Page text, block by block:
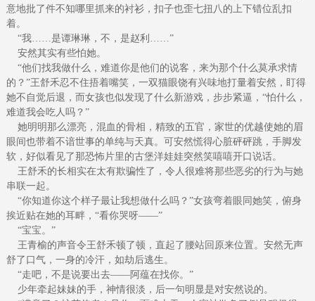
意地批了件不知哪里抓来的衬衫，扣子也歪七扭八的上下错位乱扣
着。
“我……是谭琳琳，不，是赵利……”
安然其实有些怕她。
“他们找我做什么，难道你是他们的说客，来为那个什么莫承求情
的？”王舒禾忍不住捂着嘴笑，一双猫眼饶有兴味地打量着安然，盯得
她不自觉后退，而女孩也似发现了什么新游戏，步步紧逼，“怕什么，
难道我会吃人吗？”
她明明那么漂亮，混血的骨相，精致的五官，家世的优越使她的眉
眼间也带着不谙世事的单纯与天真。可安然慌得心脏砰砰跳，手脚发
软，好似看见了那恐怖片里的古堡洋娃娃突然笑嘻嘻开口说话。
王舒禾的长相实在太有欺骗性了，令人很难将那些恶劣的行为与她
串联一起。
“你知道你这个样子最让我想做什么吗？”女孩弯着眼同她笑，俯身
挨近贴在她的耳畔，“看你哭呀——”
“宝宝。”
王青榆的声音令王舒禾顿了顿，直起了腰站回原来位置。安然无声
舒了口气，一身的冷汗，如劫后逃生。
“走吧，不是说要出去——阿蕴在找你。”
少年牵起妹妹的手，神情很淡，后一句明显是对安然说的。